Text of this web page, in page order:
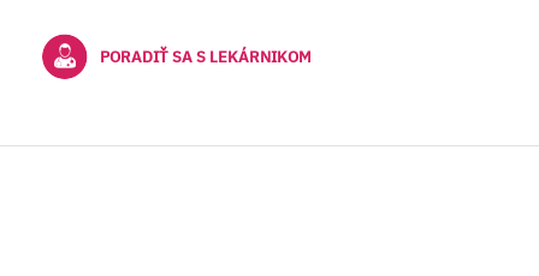
PORADIŤ SA S LEKÁRNIKOM